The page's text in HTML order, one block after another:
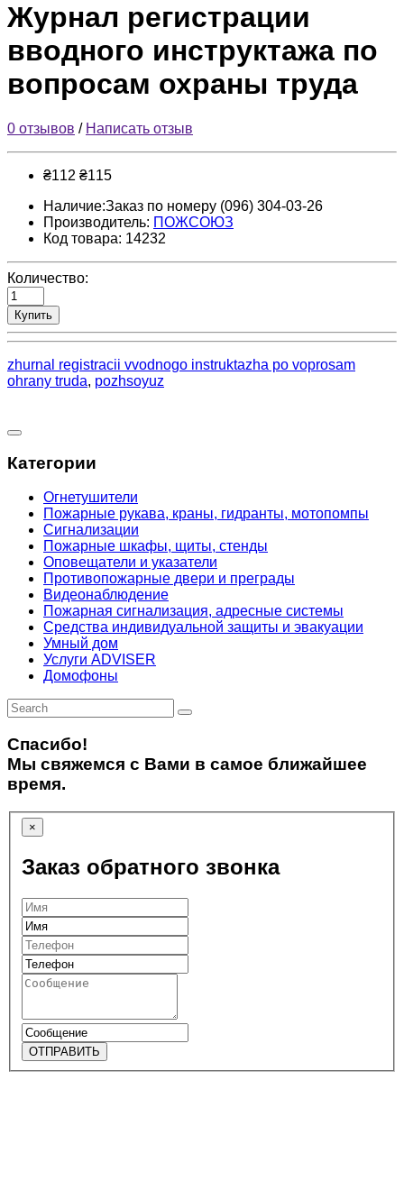
Журнал регистрации
вводного инструктажа по
вопросам охраны труда
0 отзывов / Написать отзыв
₴112 ₴115
Наличие:Заказ по номеру (096) 304-03-26
Производитель: ПОЖСОЮЗ
Код товара: 14232
Количество:
Купить
zhurnal registracii vvodnogo instruktazha po voprosam
ohrany truda, pozhsoyuz
Категории
Огнетушители
Пожарные рукава, краны, гидранты, мотопомпы
Сигнализации
Пожарные шкафы, щиты, стенды
Оповещатели и указатели
Противопожарные двери и преграды
Видеонаблюдение
Пожарная сигнализация, адресные системы
Средства индивидуальной защиты и эвакуации
Умный дом
Услуги ADVISER
Домофоны
Спасибо!
Мы свяжемся с Вами в самое ближайшее
время.
×
Заказ обратного звонка
ОТПРАВИТЬ